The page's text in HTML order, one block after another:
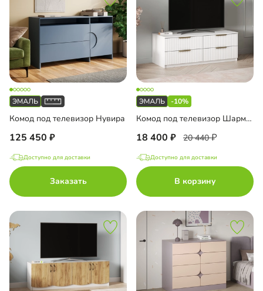
Комод под телевизор Нувира
125 450
Доступно для доставки
Заказать
-10%
Комод под телевизор Шармель-1 Лайф Эмаль
18 400 20 440
Доступно для доставки
В корзину